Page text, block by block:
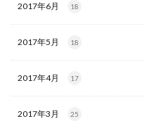
2017年6月 18
2017年5月 18
2017年4月 17
2017年3月 25